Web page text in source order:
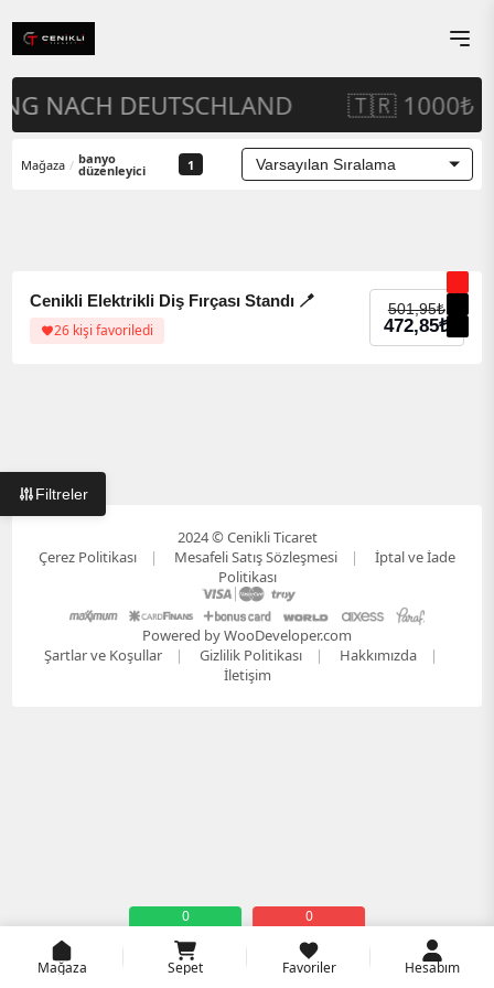
NACH DEUTSCHLAND 🇹🇷 1000₺
Mağaza / banyo
düzenleyici 1
Cenikli Elektrikli Diş Fırçası Standı 🪥
26 kişi favoriledi
501,95₺
472,85₺
Filtreler
2024 © Cenikli Ticaret
Çerez Politikası
Mesafeli Satış Sözleşmesi
İptal ve İade
Politikası
Powered by WooDeveloper.com
Şartlar ve Koşullar
Gizlilik Politikası
Hakkımızda
İletişim
Mağaza
0
Sepet
0
Favoriler Hesabım